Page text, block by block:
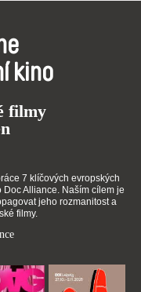
kino
filmy
7 klíčových evropských
Alliance. Naším cílem je
jeho rozmanitost a
filmy.